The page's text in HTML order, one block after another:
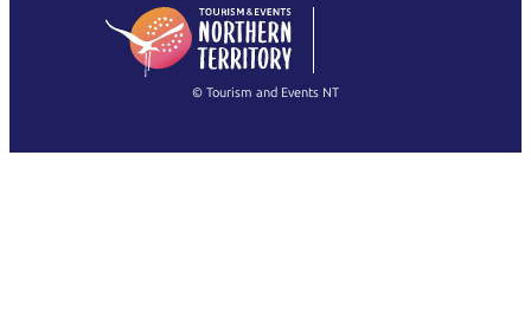
English
(Singapore)
Français
繁體中文
© Tourism and Events NT